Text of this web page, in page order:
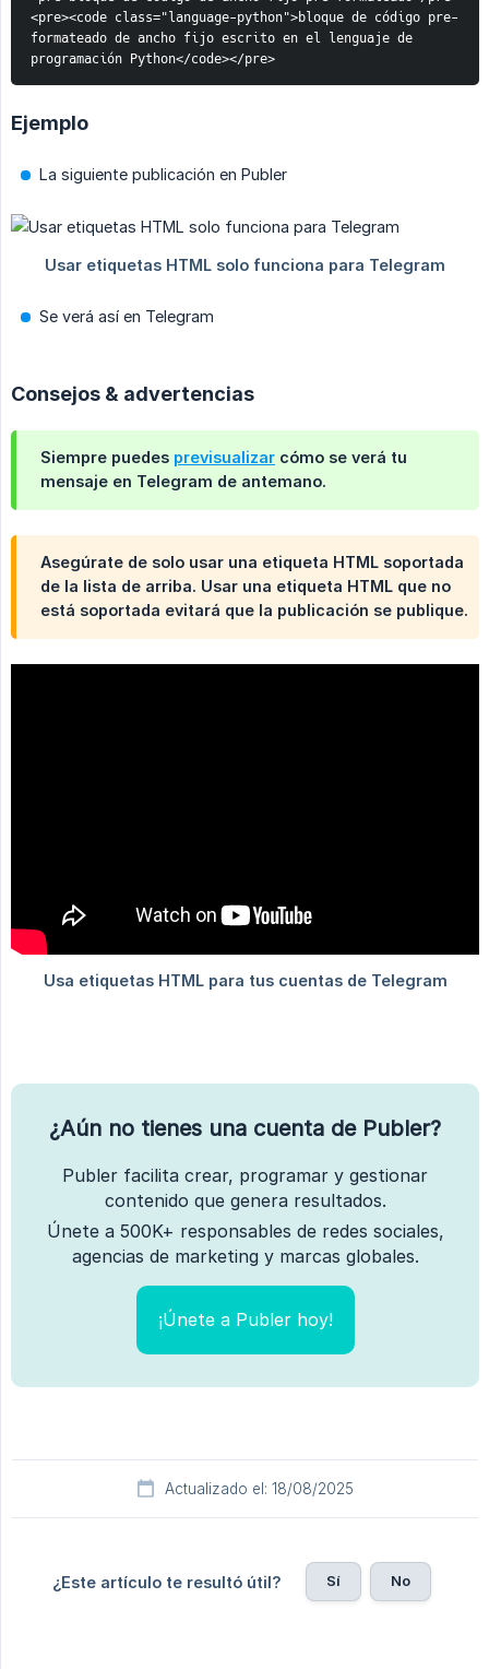
<pre><code class="language-python">bloque de código pre-
formateado de ancho fijo escrito en el lenguaje de
programación Python</code></pre>
Ejemplo
La siguiente publicación en Publer
Se verá así en Telegram
Consejos & advertencias
Siempre puedes previsualizar cómo se verá tu
mensaje en Telegram de antemano.
Asegúrate de solo usar una etiqueta HTML soportada
de la lista de arriba. Usar una etiqueta HTML que no
está soportada evitará que la publicación se publique.
¿Aún no tienes una cuenta de Publer?
Publer facilita crear, programar y gestionar
contenido que genera resultados.
Únete a 500K+ responsables de redes sociales,
agencias de marketing y marcas globales.
¡Únete a Publer hoy!
Actualizado el: 18/08/2025
¿Este artículo te resultó útil? Sí No